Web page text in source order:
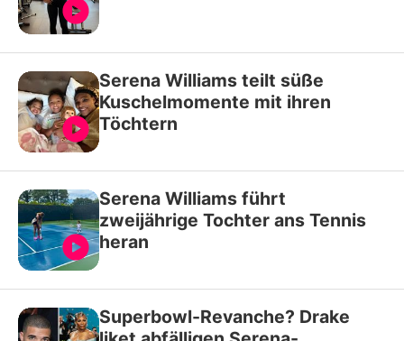
Serena Williams teilt süße
Kuschelmomente mit ihren
Töchtern
Serena Williams führt
zweijährige Tochter ans Tennis
heran
Superbowl-Revanche? Drake